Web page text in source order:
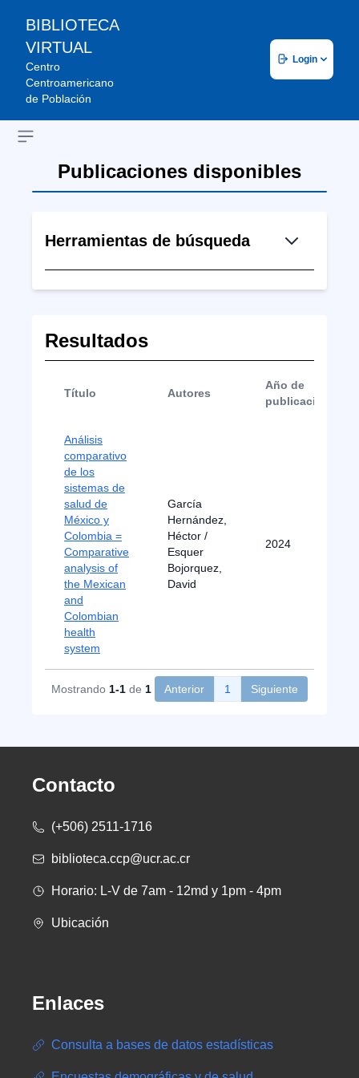
BIBLIOTECA
VIRTUAL
Centro
Centroamericano
de Población
Login
Open sidebar
Publicaciones disponibles
Herramientas de búsqueda
Resultados
Título Autores
Año de
publicación
Análisis
comparativo
de los
sistemas de
salud de
México y
Colombia =
Comparative
analysis of
the Mexican
and
Colombian
health
system
García
Hernández,
Héctor /
Esquer
Bojorquez,
David
2024
Mostrando 1-1 de 1 Anterior 1 Siguiente
Contacto
(+506) 2511-1716
biblioteca.ccp@ucr.ac.cr
Horario: L-V de 7am - 12md y 1pm - 4pm
Ubicación
Enlaces
Consulta a bases de datos estadísticas